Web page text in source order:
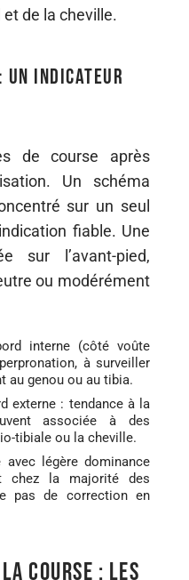
de la cheville.
un indicateur
de course après
Un schéma
sur un seul
fiable. Une
sur l’avant-pied,
ou modérément
interne (côté voûte
à surveiller
au genou ou au tibia.
externe : tendance à la
associée à des
tibiale ou la cheville.
avec légère dominance
chez la majorité des
pas de correction en
course : les